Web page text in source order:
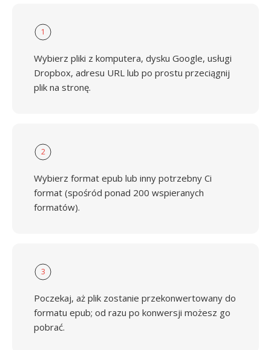
1
Wybierz pliki z komputera, dysku Google, usługi
Dropbox, adresu URL lub po prostu przeciągnij
plik na stronę.
2
Wybierz format epub lub inny potrzebny Ci
format (spośród ponad 200 wspieranych
formatów).
3
Poczekaj, aż plik zostanie przekonwertowany do
formatu epub; od razu po konwersji możesz go
pobrać.